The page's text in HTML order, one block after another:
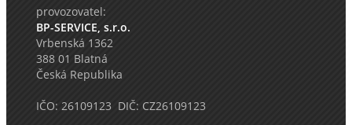
provozovatel:
BP-SERVICE, s.r.o.
Vrbenská 1362
388 01 Blatná
Česká Republika
IČO: 26109123 DIČ: CZ26109123